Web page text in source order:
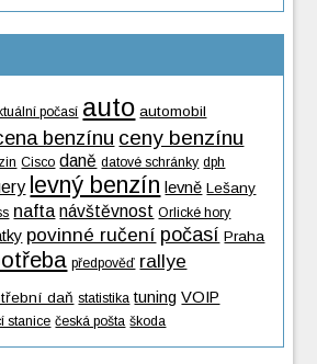
počasí auto automobil
benzínu ceny benzínu
Cisco daně datové schránky dph
levný benzín levně Lešany
nafta návštěvnost Orlické hory
povinné ručení počasí Praha
předpověď rallye
daň statistika tuning VOIP
stanice česká pošta škoda